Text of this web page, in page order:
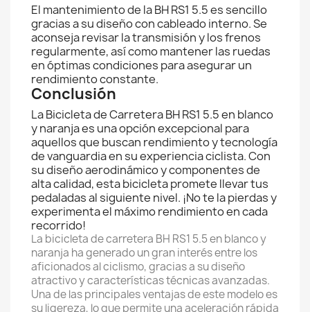
El mantenimiento de la BH RS1 5.5 es sencillo
gracias a su diseño con cableado interno. Se
aconseja revisar la transmisión y los frenos
regularmente, así como mantener las ruedas
en óptimas condiciones para asegurar un
rendimiento constante.
Conclusión
La Bicicleta de Carretera BH RS1 5.5 en blanco
y naranja es una opción excepcional para
aquellos que buscan rendimiento y tecnología
de vanguardia en su experiencia ciclista. Con
su diseño aerodinámico y componentes de
alta calidad, esta bicicleta promete llevar tus
pedaladas al siguiente nivel. ¡No te la pierdas y
experimenta el máximo rendimiento en cada
recorrido!
La bicicleta de carretera BH RS1 5.5 en blanco y
naranja ha generado un gran interés entre los
aficionados al ciclismo, gracias a su diseño
atractivo y características técnicas avanzadas.
Una de las principales ventajas de este modelo es
su ligereza, lo que permite una aceleración rápida